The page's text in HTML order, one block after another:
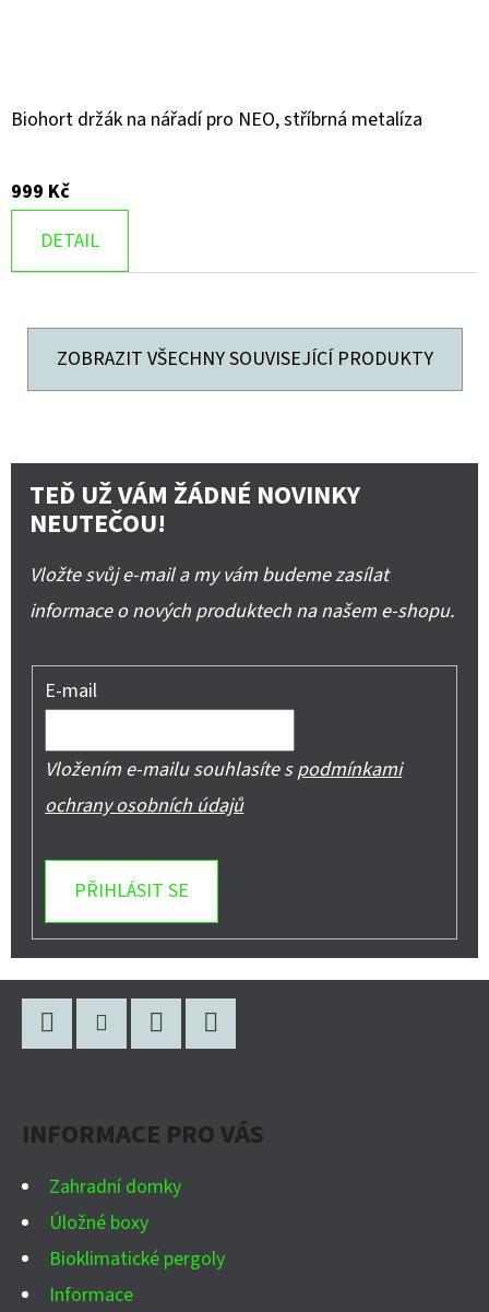
Biohort držák na nářadí pro NEO, stříbrná metalíza
999 Kč
DETAIL
ZOBRAZIT VŠECHNY SOUVISEJÍCÍ PRODUKTY
TEĎ UŽ VÁM ŽÁDNÉ NOVINKY
NEUTEČOU!
Vložte svůj e-mail a my vám budeme zasílat
informace o nových produktech na našem e-shopu.
E-mail
Vložením e-mailu souhlasíte spodmínkami
ochrany osobních údajů
PŘIHLÁSIT SE
INFORMACE PRO VÁS
Zahradní domky
Úložné boxy
Bioklimatické pergoly
Informace